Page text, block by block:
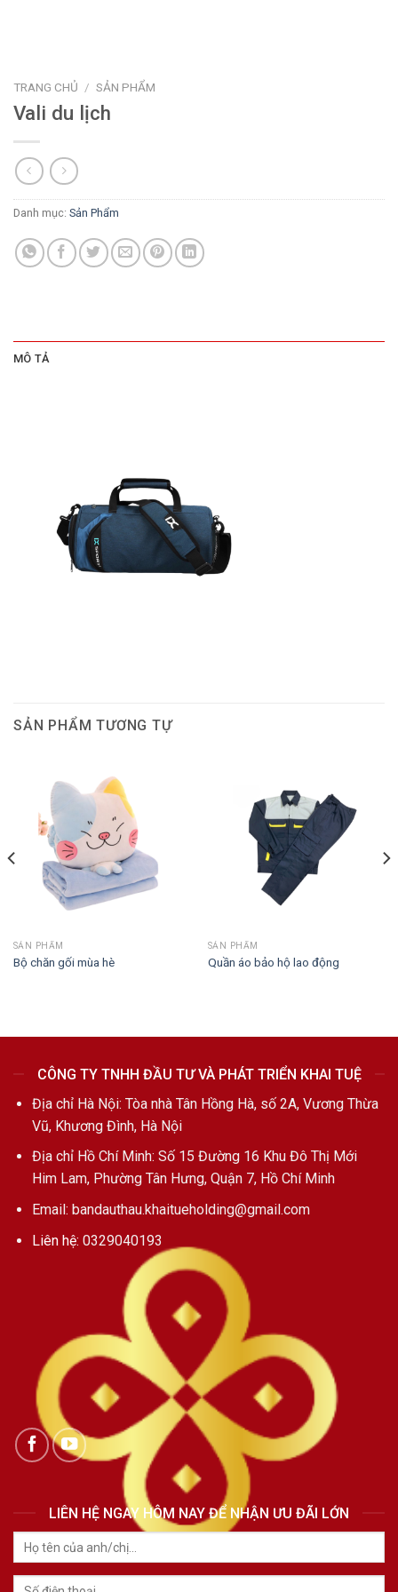
TRANG CHỦ / SẢN PHẨM
Vali du lịch
Danh mục: Sản Phẩm
MÔ TẢ
SẢN PHẨM TƯƠNG TỰ
SẢN PHẨM
Bộ chăn gối mùa hè
SẢN PHẨM
Quần áo bảo hộ lao động
CÔNG TY TNHH ĐẦU TƯ VÀ PHÁT TRIỂN KHAI TUỆ
Địa chỉ Hà Nội: Tòa nhà Tân Hồng Hà, số 2A, Vương Thừa
Vũ, Khương Đình, Hà Nội
Địa chỉ Hồ Chí Minh: Số 15 Đường 16 Khu Đô Thị Mới
Him Lam, Phường Tân Hưng, Quận 7, Hồ Chí Minh
Email: bandauthau.khaitueholding@gmail.com
Liên hệ: 0329040193
LIÊN HỆ NGAY HÔM NAY ĐỂ NHẬN ƯU ĐÃI LỚN